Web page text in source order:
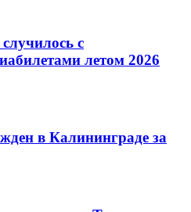
с
летом 2026
в Калининграде за